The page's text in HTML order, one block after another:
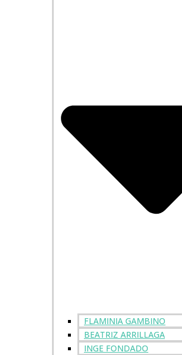
FLAMINIA GAMBINO
BEATRIZ ARRILLAGA
INGE FONDADO